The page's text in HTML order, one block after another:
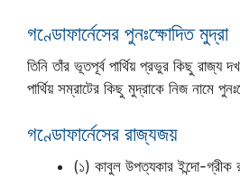
গণ্ডোফার্নেসের পুনঃক্ষোদিত মুদ্রা
তিনি তাঁর ভূতপূর্ব পার্থিয় প্রভুর কিছু রাজ্য
পার্থিয় সম্রাটের কিছু মুদ্রাকে নিজ নামে
গণ্ডোফার্নেসের রাজ্যজয়
(১) কাবুল উপত্যকার ইন্দো-গ্রীক